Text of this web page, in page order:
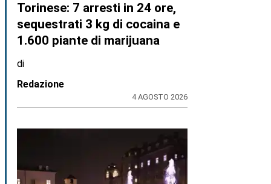
Torinese: 7 arresti in 24 ore,
sequestrati 3 kg di cocaina e
1.600 piante di marijuana
di
Redazione
4 AGOSTO 2026